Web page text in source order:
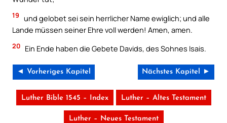
19 und gelobet sei sein herrlicher Name ewiglich; und alle
Lande müssen seiner Ehre voll werden! Amen, amen.
20 Ein Ende haben die Gebete Davids, des Sohnes Isais.
◄ Vorheriges Kapitel Nächstes Kapitel ►
Luther Bible 1545 – Index Luther – Altes Testament
Luther – Neues Testament